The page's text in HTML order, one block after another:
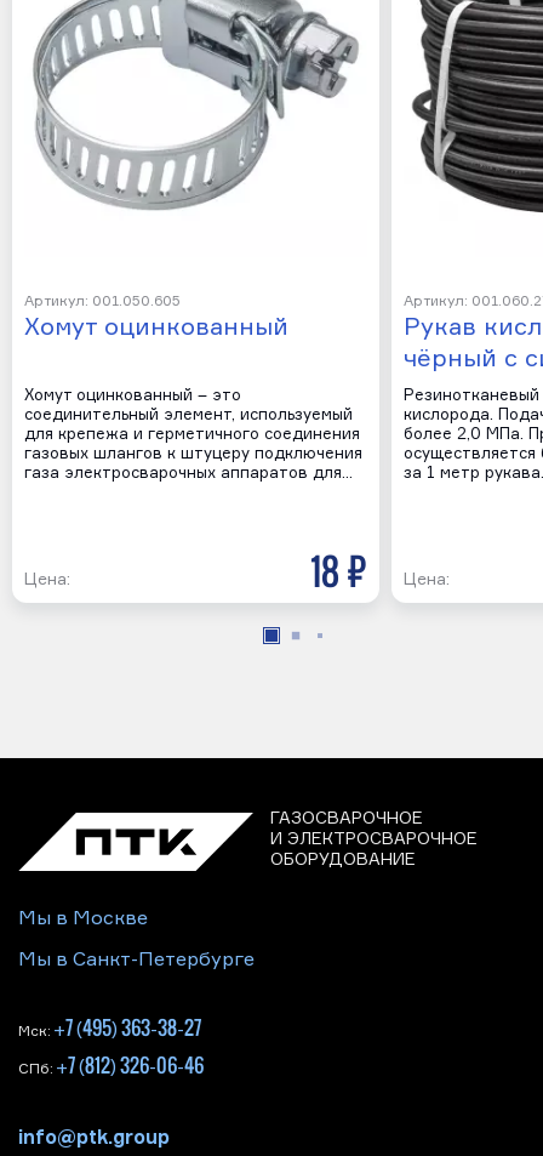
Артикул: 001.050.605
Хомут оцинкованный
Хомут оцинкованный – это
соединительный элемент, используемый
для крепежа и герметичного соединения
газовых шлангов к штуцеру подключения
газа электросварочных аппаратов для…
Цена: 18 р
Артикул:
Рукав
чёрный с
кислорода.
более 2,0 МПа.
осуществляется
за 1 метр рукава.
Цена:
ГАЗОСВАРОЧНОЕ
И ЭЛЕКТРОСВАРОЧНОЕ
ОБОРУДОВАНИЕ
Мы в Москве
Мы в Санкт-Петербурге
Мск: +7 (495) 363-38-27
СПб: +7 (812) 326-06-46
info@ptk.group